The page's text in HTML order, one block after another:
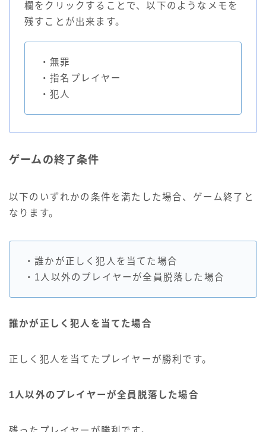
欄をクリックすることで、以下のようなメモを
残すことが出来ます。
・無罪
・指名プレイヤー
・犯人
ゲームの終了条件
以下のいずれかの条件を満たした場合、ゲーム終了と
なります。
・誰かが正しく犯人を当てた場合
・1人以外のプレイヤーが全員脱落した場合
誰かが正しく犯人を当てた場合
正しく犯人を当てたプレイヤーが勝利です。
1人以外のプレイヤーが全員脱落した場合